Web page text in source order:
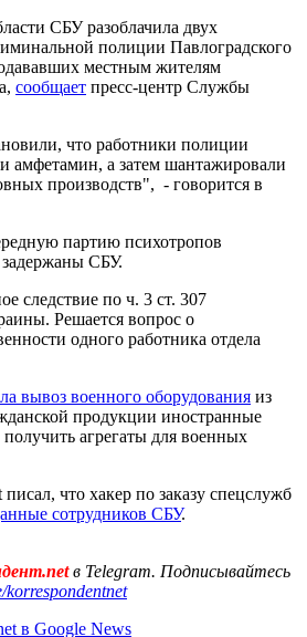
СБУ разоблачила двух
полиции Павлоградского
местным жителям
сообщает пресс-центр Службы
что работники полиции
амфетамин, а затем шантажировали
производств", - говорится в
партию психотропов
СБУ.
следствие по ч. 3 ст. 307
Решается вопрос о
одного работника отдела
вывоз военного оборудования из
продукции иностранные
агрегаты для военных
что хакер по заказу спецслужб
сотрудников СБУ.
в Telegram. Подписывайтесь
korrespondentnet
в Google News